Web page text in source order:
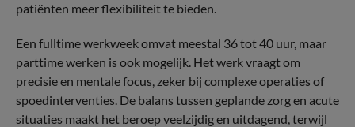
patiënten meer flexibiliteit te bieden.
Een fulltime werkweek omvat meestal 36 tot 40 uur, maar
parttime werken is ook mogelijk. Het werk vraagt om
precisie en mentale focus, zeker bij complexe operaties of
spoedinterventies. De balans tussen geplande zorg en acute
situaties maakt het beroep veelzijdig en uitdagend, terwijl